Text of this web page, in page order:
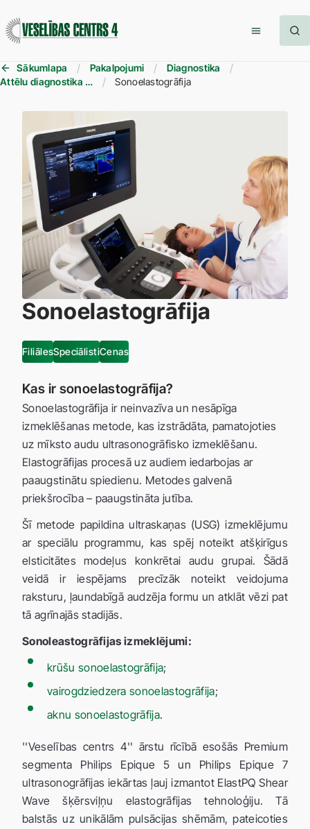
Sākumlapa Pakalpojumi
Diagnostika
Attēlu diagnostika (RTG, DT, MR u.c.)
Sonoelastogrāfija
Sonoelastogrāfija
FiliālesSpeciālistiCenas
Kas ir sonoelastogrāfija?
Sonoelastogrāfija ir neinvazīva un nesāpīga
izmeklēšanas metode, kas izstrādāta, pamatojoties
uz mīksto audu ultrasonogrāfisko izmeklēšanu.
Elastogrāfijas procesā uz audiem iedarbojas ar
paaugstinātu spiedienu. Metodes galvenā
priekšrocība – paaugstināta jutība.
Šī metode papildina ultraskaņas (USG) izmeklējumu
ar speciālu programmu, kas spēj noteikt atšķirīgus
elsticitātes modeļus konkrētai audu grupai. Šādā
veidā ir iespējams precīzāk noteikt veidojuma
raksturu, ļaundabīgā audzēja formu un atklāt vēzi pat
tā agrīnajās stadijās.
Sonoleastogrāfijas izmeklējumi:
krūšu sonoelastogrāfija;
vairogdziedzera sonoelastogrāfija;
aknu sonoelastogrāfija.
''Veselības centrs 4'' ārstu rīcībā esošās Premium
segmenta Philips Epique 5 un Philips Epique 7
ultrasonogrāfijas iekārtas ļauj izmantot ElastPQ Shear
Wave šķērsviļņu elastogrāfijas tehnoloģiju. Tā
balstās uz unikālām pulsācijas shēmām, pateicoties